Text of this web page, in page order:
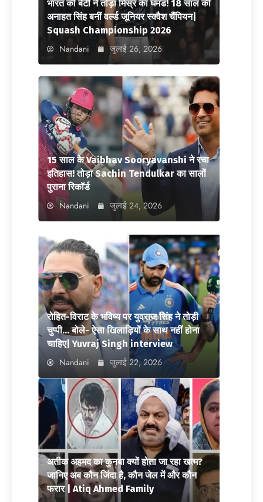
भारत की बेटी ने तोड़ा मिस्र का घमंड! 18 साल की
अनाहत सिंह बनीं वर्ल्ड जूनियर स्क्वैश चैंपियन|
Squash Championship 2026
Nandani जुलाई 26, 2026
15 साल के Vaibhav Sooryavanshi ने रचा
इतिहास! तोड़ा Sachin Tendulkar का सालों
पुराना रिकॉर्ड
Nandani जुलाई 24, 2026
रोहित-विराट के भविष्य पर युवराज सिंह ने तोड़ी
चुप्पी… बोले- ऐसा खिलाड़ियों के साथ नहीं होना
चाहिए| Yuvraj Singh interview
Nandani जुलाई 22, 2026
अतीक अहमद का कुनबा क्यों होता जा रहा खत्म?
जानिए अब कौन जिंदा है, कौन जेल में और कौन
फरार | Atiq Ahmed Family